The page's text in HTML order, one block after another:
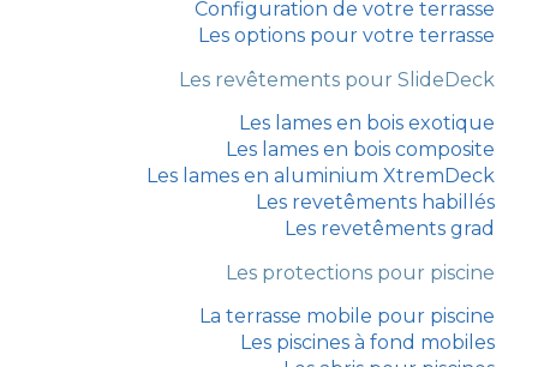
Configuration de votre terrasse
Les options pour votre terrasse
Les revêtements pour SlideDeck
Les lames en bois exotique
Les lames en bois composite
Les lames en aluminium XtremDeck
Les revetêments habillés
Les revetêments grad
Les protections pour piscine
La terrasse mobile pour piscine
Les piscines à fond mobiles
Português